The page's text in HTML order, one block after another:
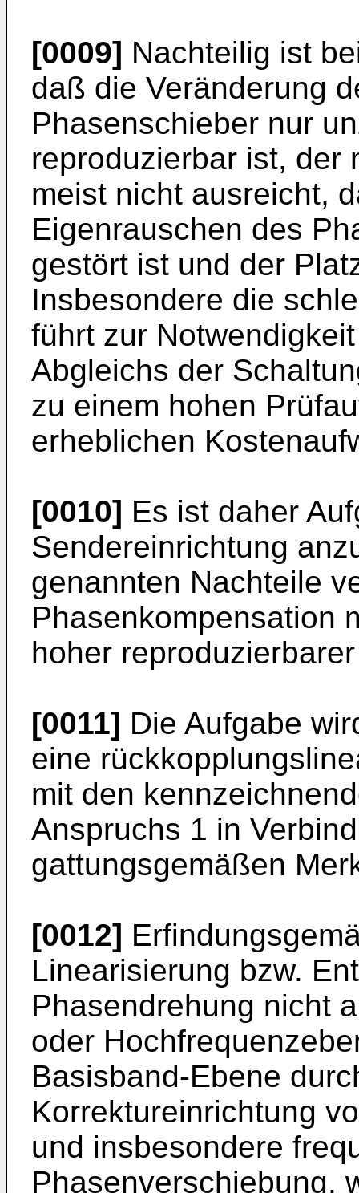
[0009] Nachteilig ist
daß die Veränderung
Phasenschieber nur
reproduzierbar ist, der
meist nicht ausreicht,
Eigenrauschen des
gestört ist und der
Insbesondere die
führt zur
Abgleichs der
zu einem hohen
erheblichen
[0010] Es ist daher
Sendereinrichtung
genannten Nachteile
Phasenkompensation
hoher
[0011] Die Aufgabe
eine
mit den
Anspruchs 1 in
gattungsgemäßen
[0012]
Linearisierung bzw.
Phasendrehung nicht
oder
Basisband-Ebene
Korrektureinrichtung
und insbesondere
Phasenverschiebung,